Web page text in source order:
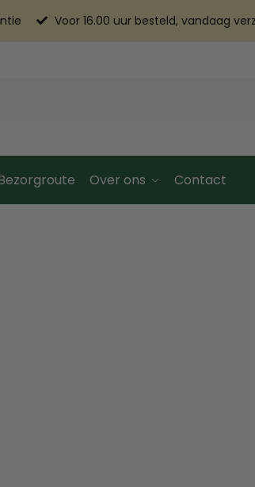
Voor 16.00 uur besteld, vandaag
Over ons Contact